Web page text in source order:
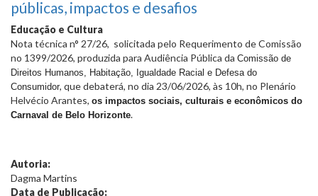
públicas, impactos e desafios
Educação e Cultura
Nota técnica n° 27/26, solicitada pelo Requerimento de Comissão
no 1399/2026, produzida para Audiência Pública da Comissão de
Direitos Humanos, Habitação, Igualdade Racial e Defesa do
Consumidor, que debaterá, no dia 23/06/2026, às 10h, no Plenário
Helvécio Arantes, os impactos sociais, culturais e econômicos do
Carnaval de Belo Horizonte.
Autoria:
Dagma Martins
Data de Publicação: